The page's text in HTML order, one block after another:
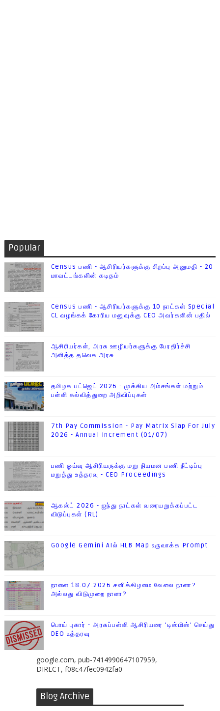
Popular
Census பணி - ஆசிரியர்களுக்கு சிறப்பு அனுமதி - 20
மாவட்டங்களின் கடிதம்
Census பணி - ஆசிரியர்களுக்கு 10 நாட்கள் Special
CL வழங்கக் கோரிய மனுவுக்கு CEO அவர்களின் பதில்
ஆசிரியர்கள், அரசு ஊழியர்களுக்கு பேரதிர்ச்சி
அளித்த தவெக அரசு
தமிழக பட்ஜெட் 2026 - முக்கிய அம்சங்கள் மற்றும்
பள்ளி கல்வித்துறை அறிவிப்புகள்
7th Pay Commission - Pay Matrix Slap For July
2026 - Annual Increment (01/07)
பணி ஓய்வு ஆசிரியருக்கு மறு நியமன பணி நீட்டிப்பு
மறுத்து உத்தரவு - CEO Proceedings
ஆகஸ்ட் 2026 - ஐந்து நாட்கள் வரையறுக்கப்பட்ட
விடுப்புகள் (RL)
Google Gemini AIல் HLB Map உருவாக்க Prompt
நாளை 18.07.2026 சனிக்கிழமை வேலை நாளா?
அல்லது விடுமுறை நாளா?
பொய் புகார் - அரசுப்பள்ளி ஆசிரியரை 'டிஸ்மிஸ்' செய்து
DEO உத்தரவு
google.com, pub-7414990647107959,
DIRECT, f08c47fec0942fa0
Blog Archive